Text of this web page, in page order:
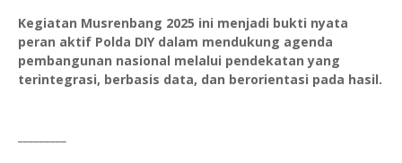
Kegiatan Musrenbang 2025 ini menjadi bukti nyata
peran aktif Polda DIY dalam mendukung agenda
pembangunan nasional melalui pendekatan yang
terintegrasi, berbasis data, dan berorientasi pada hasil.